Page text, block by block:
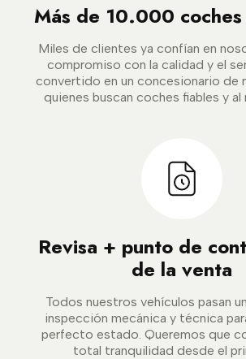
Más de 10.000
Miles de clientes ya confían en
compromiso con la calidad y el
convertido en un concesionario de
quienes buscan coches fiables y al
Revisa + punto de
de la venta
Todos nuestros vehículos pasan
inspección mecánica y técnica
perfecto estado. Queremos que
total tranquilidad desde el